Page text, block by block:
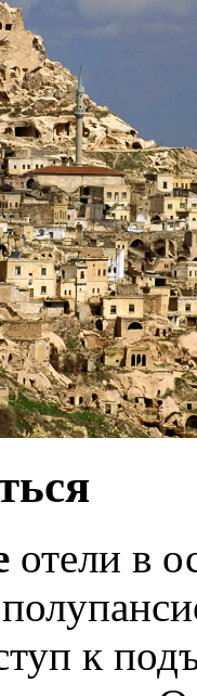
отели в
к